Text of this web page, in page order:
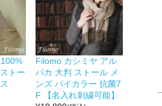
トー
Filomo カシミヤ アル
パカ 大判 ストール メ
ンズ バイカラー 抗菌7
F 【名入れ刺繍可能】